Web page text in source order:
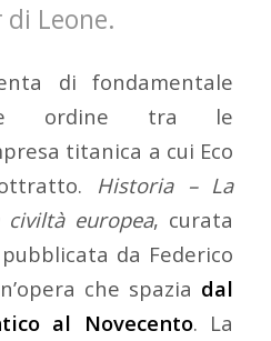
di Leone.
di fondamentale
ordine tra le
titanica a cui Eco
Historia – La
europea, curata
da Federico
che spazia dal
al Novecento. La